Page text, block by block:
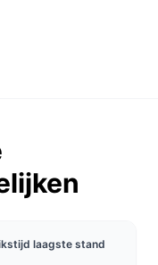
laagste stand